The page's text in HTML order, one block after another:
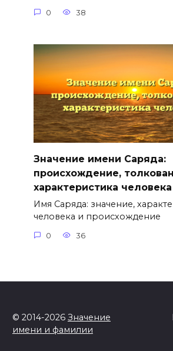
0 38
Значение имени Саряда:
происхождение,
характеристика человека
Имя Саряда: значение,
человека и происхождение
0 36
© 2014-2026 Значение
имени и фамилии